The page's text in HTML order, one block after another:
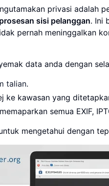
privasi adalah
sisi pelanggan. Ini
pernah meninggalkan
data anda dengan
talian.
ke kawasan yang
semua EXIF,
mengetahui dengan